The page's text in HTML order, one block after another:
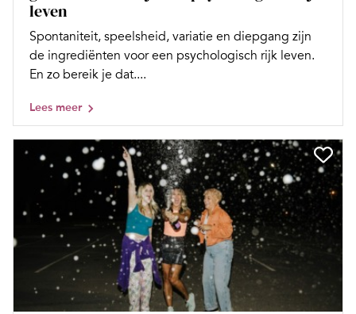
leven
Spontaniteit, speelsheid, variatie en diepgang zijn
de ingrediënten voor een psychologisch rijk leven.
En zo bereik je dat....
Lees meer